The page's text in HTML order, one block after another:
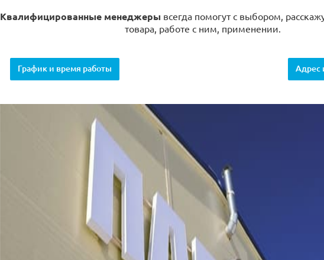
Квалифицированные менеджеры всегда помогут с выбором,
товара, работе с ним, применении.
График и время работы Адрес